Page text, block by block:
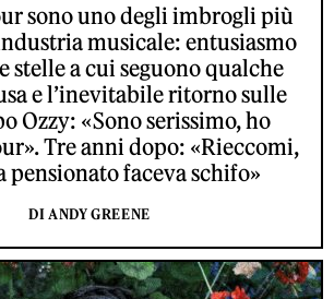
sono uno degli imbrogli più
musicale: entusiasmo
stelle a cui seguono qualche
e l’inevitabile ritorno sulle
Ozzy: «Sono serissimo, ho
Tre anni dopo: «Rieccomi,
pensionato faceva schifo»
DI ANDY GREENE